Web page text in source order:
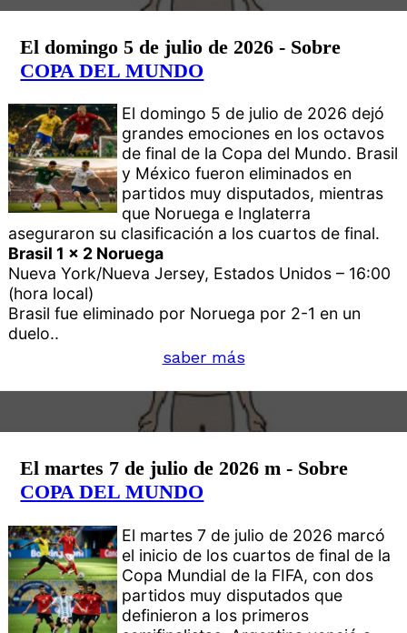
El domingo 5 de julio de 2026 - Sobre
COPA DEL MUNDO
El domingo 5 de julio de 2026 dejó
grandes emociones en los octavos
de final de la Copa del Mundo. Brasil
y México fueron eliminados en
partidos muy disputados, mientras
que Noruega e Inglaterra
aseguraron su clasificación a los cuartos de final.
Brasil 1 x 2 Noruega
Nueva York/Nueva Jersey, Estados Unidos – 16:00
(hora local)
Brasil fue eliminado por Noruega por 2-1 en un
duelo..
saber más
El martes 7 de julio de 2026 m - Sobre
COPA DEL MUNDO
El martes 7 de julio de 2026 marcó
el inicio de los cuartos de final de la
Copa Mundial de la FIFA, con dos
partidos muy disputados que
definieron a los primeros